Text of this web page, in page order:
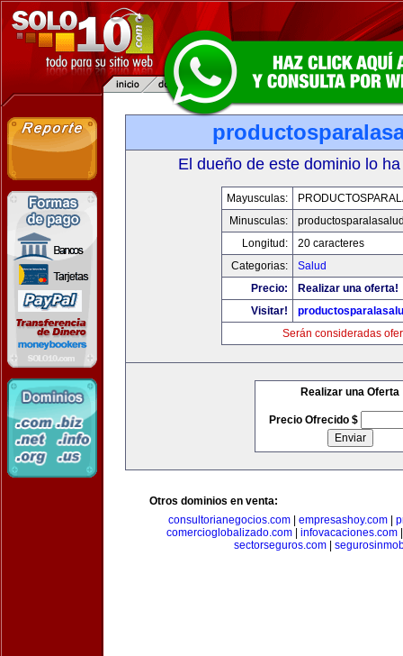
El dueño de este dominio lo
Mayusculas:
Minusculas:
Longitud:
20 caracteres
Categorias:
Salud
Precio:
Realizar una oferta!
Visitar!
Serán consideradas
Realizar una Oferta
Precio Ofrecido $
Otros dominios en venta:
consultorianegocios.com
empresashoy.com
comercioglobalizado.com
infovacaciones.com
sectorseguros.com